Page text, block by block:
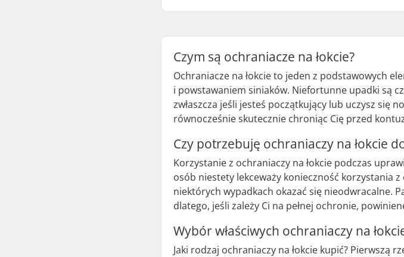
Czym są ochraniacze na łokcie?
Ochraniacze na łokcie to jeden z podstawowych
i powstawaniem siniaków. Niefortunne upadki są
zwłaszcza jeśli jesteś początkujący lub uczysz się
równocześnie skutecznie chroniąc Cię przed
Czy potrzebuję ochraniaczy na łokcie
Korzystanie z ochraniaczy na łokcie podczas
osób niestety lekceważy konieczność korzystania
niektórych wypadkach okazać się nieodwracalne.
dlatego, jeśli zależy Ci na pełnej ochronie,
Wybór właściwych ochraniaczy na
Jaki rodzaj ochraniaczy na łokcie kupić? Pierwszą